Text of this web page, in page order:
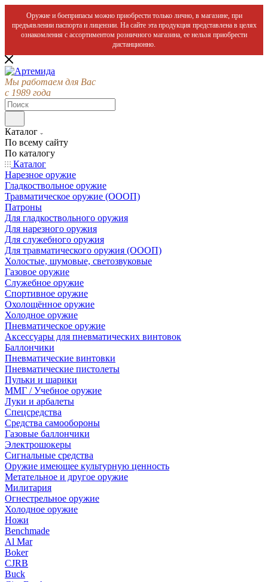
Оружие и боеприпасы можно приобрести только лично, в магазине, при
предъявлении паспорта и лицензии. На сайте эта продукция представлена в целях
ознакомления с ассортиментом розничного магазина, ее нельзя приобрести
дистанционно.
Мы работаем для Вас
с 1989 года
Каталог
По всему сайту
По каталогу
Каталог
Нарезное оружие
Гладкоствольное оружие
Травматическое оружие (ОООП)
Патроны
Для гладкоствольного оружия
Для нарезного оружия
Для служебного оружия
Для травматического оружия (ОООП)
Холостые, шумовые, светозвуковые
Газовое оружие
Служебное оружие
Спортивное оружие
Охолощённое оружие
Холодное оружие
Пневматическое оружие
Аксессуары для пневматических винтовок
Баллончики
Пневматические винтовки
Пневматические пистолеты
Пульки и шарики
ММГ / Учебное оружие
Луки и арбалеты
Спецсредства
Средства самообороны
Газовые баллончики
Электрошокеры
Сигнальные средства
Оружие имеющее культурную ценность
Метательное и другое оружие
Милитария
Огнестрельное оружие
Холодное оружие
Ножи
Benchmade
Al Mar
Boker
CJRB
Buck